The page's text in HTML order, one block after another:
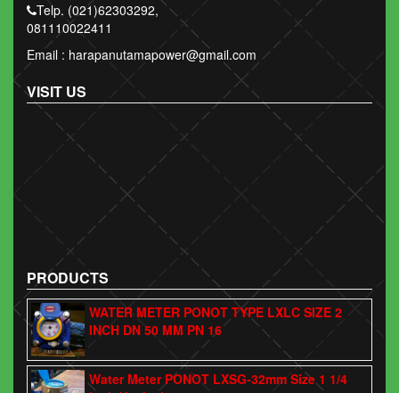
Telp. (021)62303292,
081110022411
Email : harapanutamapower@gmail.com
VISIT US
PRODUCTS
WATER METER PONOT TYPE LXLC SIZE 2
INCH DN 50 MM PN 16
Water Meter PONOT LXSG-32mm Size 1 1/4